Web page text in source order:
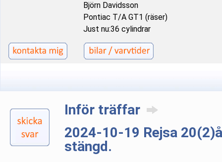
Björn Davidsson
Pontiac T/A GT1 (räser)
Just nu:36 cylindrar
Inför träffar
2024-10-19 Rejsa
stängd.